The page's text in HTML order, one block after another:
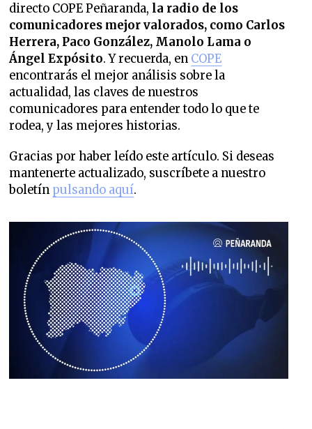
directo COPE Peñaranda, la radio de los
comunicadores mejor valorados, como Carlos
Herrera, Paco González, Manolo Lama o
Ángel Expósito. Y recuerda, en COPE
encontrarás el mejor análisis sobre la
actualidad, las claves de nuestros
comunicadores para entender todo lo que te
rodea, y las mejores historias.
Gracias por haber leído este artículo. Si deseas
mantenerte actualizado, suscríbete a nuestro
boletín pulsando aquí.